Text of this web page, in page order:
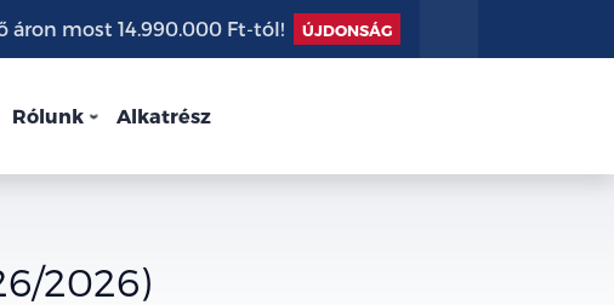
áron most 14.990.000 Ft-tól! ÚJDONSÁG
Rólunk Alkatrész
2026)